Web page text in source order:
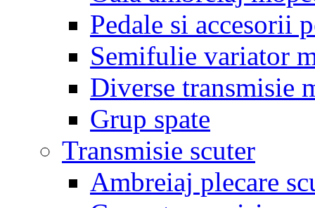
Pedale si accesorii
Semifulie variator
Diverse transmisie
Grup spate
Transmisie scuter
Ambreiaj plecare